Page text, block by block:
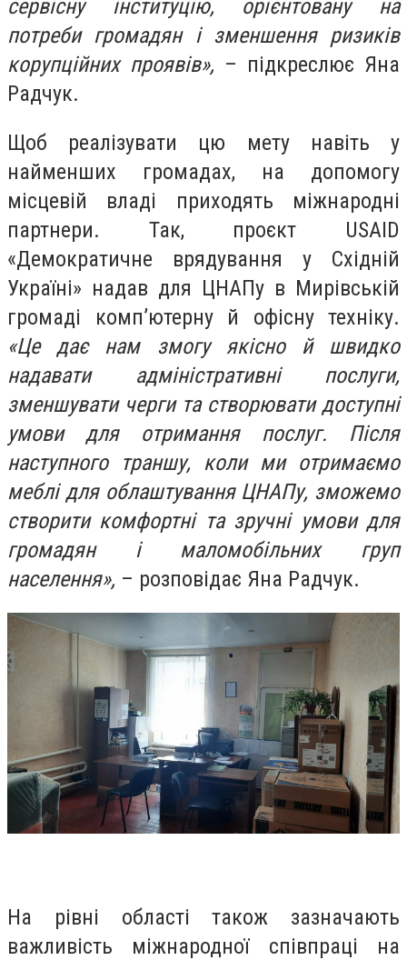
сервісну інституцію, орієнтовану на
потреби громадян і зменшення ризиків
корупційних проявів», – підкреслює Яна
Радчук.
Щоб реалізувати цю мету навіть у
найменших громадах, на допомогу
місцевій владі приходять міжнародні
партнери. Так, проєкт USAID
«Демократичне врядування у Східній
Україні» надав для ЦНАПу в Мирівській
громаді комп’ютерну й офісну техніку.
«Це дає нам змогу якісно й швидко
надавати адміністративні послуги,
зменшувати черги та створювати доступні
умови для отримання послуг. Після
наступного траншу, коли ми отримаємо
меблі для облаштування ЦНАПу, зможемо
створити комфортні та зручні умови для
громадян і маломобільних груп
населення», – розповідає Яна Радчук.
На рівні області також зазначають
важливість міжнародної співпраці на